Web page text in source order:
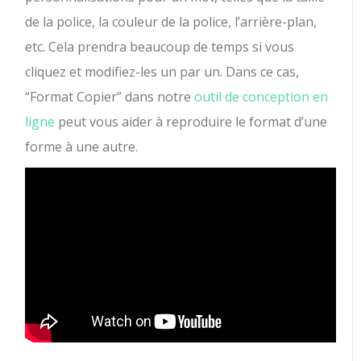
de la police, la couleur de la police, l’arrière-plan,
etc. Cela prendra beaucoup de temps si vous
cliquez et modifiez-les un par un. Dans ce cas,
“Format Copier” dans notreoutil de conception en
ligne peut vous aider à reproduire le format d’une
forme à une autre.